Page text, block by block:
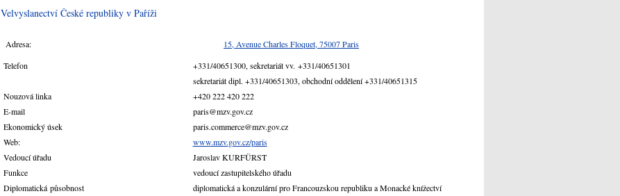
Velvyslanectví České republiky v Paříži
Adresa:
15, Avenue Charles Floquet, 75007 Paris
Telefon
+331/40651300, sekretariát vv. +331/40651301
sekretariát dipl. +331/40651303, obchodní oddělení +331/40651315
Nouzová linka
+420 222 420 222
E-mail
paris@mzv.gov.cz
Ekonomický úsek
paris.commerce@mzv.gov.cz
Web:
www.mzv.gov.cz/paris
Vedoucí úřadu
Jaroslav KURFÜRST
Funkce
vedoucí zastupitelského úřadu
Diplomatická působnost
diplomatická a konzulární pro Francouzskou republiku a Monacké knížectví